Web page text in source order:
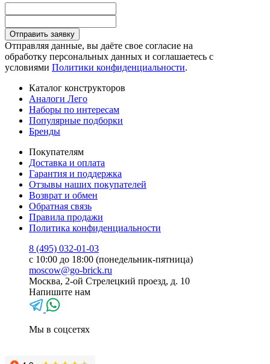
Отправить заявку
Отправляя данные, вы даёте свое согласие на
обработку персональных данных и соглашаетесь с
условиями Политики конфиденциальности.
Каталог конструкторов
Аналоги Лего
Наборы по интересам
Популярные подборки
Бренды
Покупателям
Доставка и оплата
Гарантия и поддержка
Отзывы наших покупателей
Возврат и обмен
Обратная связь
Правила продажи
Политика конфиденциальности
8 (495) 032-01-03
с 10:00 до 18:00 (понедельник-пятница)
moscow@go-brick.ru
Москва, 2-ой Стрелецкий проезд, д. 10
Напишите нам
Мы в соцсетях